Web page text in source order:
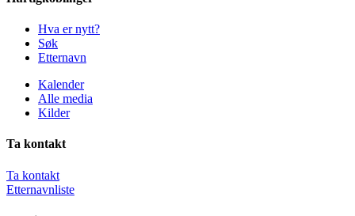
Hva er nytt?
Søk
Etternavn
Kalender
Alle media
Kilder
Ta kontakt
Ta kontakt
Etternavnliste